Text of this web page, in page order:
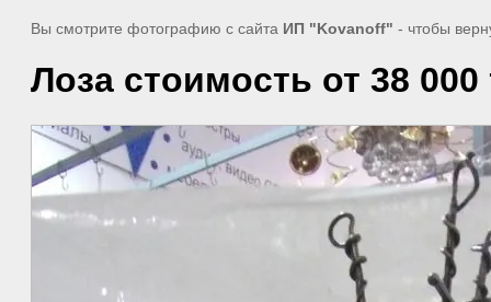
Вы смотрите фотографию с сайта ИП "Kovanoff" - чтобы
Лоза стоимость от 38 000